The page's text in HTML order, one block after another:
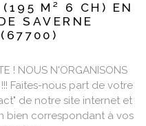
M² 6 CH) EN
SAVERNE
! NOUS N'ORGANISONS
!!! Faites-nous part de votre
de notre site internet et
bien correspondant à vos